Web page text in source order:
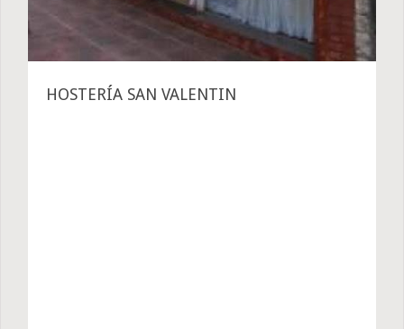
HOSTERÍA SAN VALENTIN